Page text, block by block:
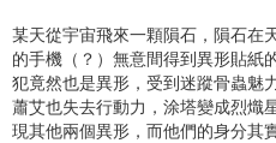
某天從宇宙飛來一顆隕石，隕石在
的手機（？）無意間得到異形貼紙
犯竟然也是異形，受到迷蹤骨蟲魅
蕭艾也失去行動力，涂塔變成烈熾
現其他兩個異形，而他們的身分